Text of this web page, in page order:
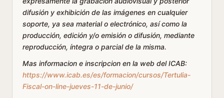
difusión y exhibición de las imágenes en cualquier
soporte, ya sea material o electrónico, así como la
producción, edición y/o emisión o difusión, mediante
reproducción, íntegra o parcial de la misma.
Mas informacion e inscripcion en la web del ICAB:
https://www.icab.es/es/formacion/cursos/Tertulia-
Fiscal-on-line-jueves-11-de-junio/